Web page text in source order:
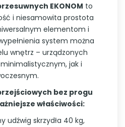
EKONOM to
i niesamowita prostota
elementom i
system można
wnętrz – urządzonych
jak i
bez progu
właściwości:
udźwig skrzydła 40 kg,